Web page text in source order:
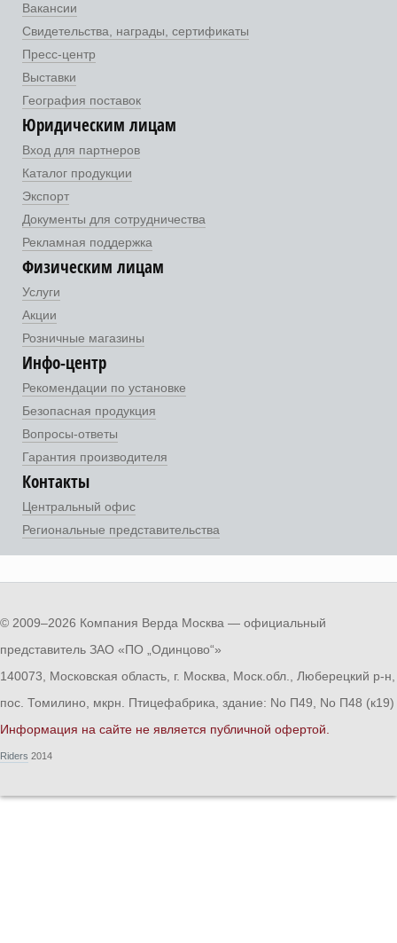
Вакансии
Свидетельства, награды, сертификаты
Пресс-центр
Выставки
География поставок
Юридическим лицам
Вход для партнеров
Каталог продукции
Экспорт
Документы для сотрудничества
Рекламная поддержка
Физическим лицам
Услуги
Акции
Розничные магазины
Инфо-центр
Рекомендации по установке
Безопасная продукция
Вопросы-ответы
Гарантия производителя
Контакты
Центральный офис
Региональные представительства
© 2009–2026 Компания Верда Москва — официальный
представитель ЗАО «ПО „Одинцово“»
140073, Московская область, г. Москва, Моск.обл., Люберецкий р-н,
пос. Томилино, мкрн. Птицефабрика, здание: No П49, No П48 (к19)
Информация на сайте не является публичной офертой.
Riders 2014